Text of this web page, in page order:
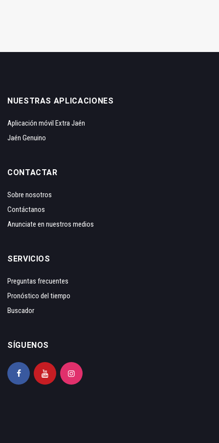
NUESTRAS APLICACIONES
Aplicación móvil Extra Jaén
Jaén Genuino
CONTACTAR
Sobre nosotros
Contáctanos
Anunciate en nuestros medios
SERVICIOS
Preguntas frecuentes
Pronóstico del tiempo
Buscador
SÍGUENOS